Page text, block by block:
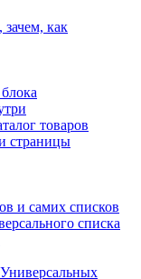
как
товаров
страницы
и самих списков
списка